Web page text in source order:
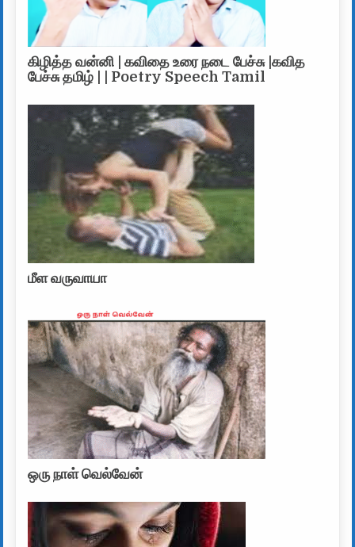
கிழித்த வன்னி | கவிதை உரை நடை பேச்சு |கவித
பேச்சு தமிழ் | | Poetry Speech Tamil
மீள வருவாயா
ஒரு நாள் வெல்வேன்